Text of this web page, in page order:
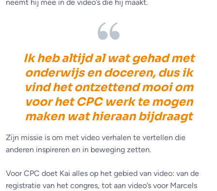
neemt hij mee in de video’s die hij maakt.
Ik heb altijd al wat gehad met
onderwijs en doceren, dus ik
vind het ontzettend mooi om
voor het CPC werk te mogen
maken wat hieraan bijdraagt
Zijn missie is om met video verhalen te vertellen die
anderen inspireren en in beweging zetten.
Voor CPC doet Kai alles op het gebied van video: van de
registratie van het congres, tot aan video’s voor Marcels